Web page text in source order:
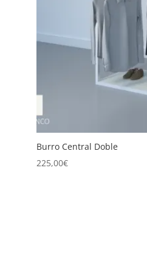
Burro Central Doble
225,00€